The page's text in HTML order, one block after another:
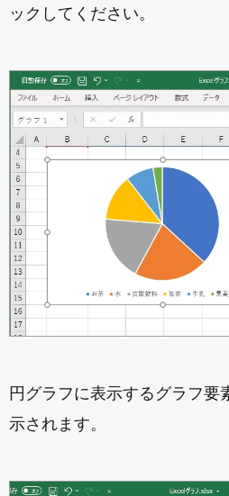
ックしてください。
円グラフに表示するグラフ要
示されます。